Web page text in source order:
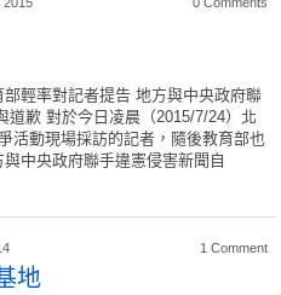
輕率對記者提告 地方與中央政府聯
道歉 對於今日凌晨（2015/7/24）北
活動現場採訪的記者，隨後教育部也
中央政府聯手違憲侵害新聞自
1 Comment
地